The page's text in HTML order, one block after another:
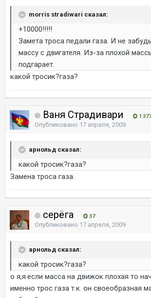
morris stradiwari сказал:
+10000!!!!!
Замета троса педали газа. И не
массу с двигателя. Из-за плохой
подгарает.
какой тросик?газа?
Ваня Страдивари 1 377
Опубликовано 17 апреля, 2009
арнольд сказал:
какой тросик?газа?
Замена троса газа.
серёга 37
Опубликовано 17 апреля, 2009
арнольд сказал:
какой тросик?газа?
о я,я.если масса на движок плохая то
именно трос газа т.к. он своеобразная